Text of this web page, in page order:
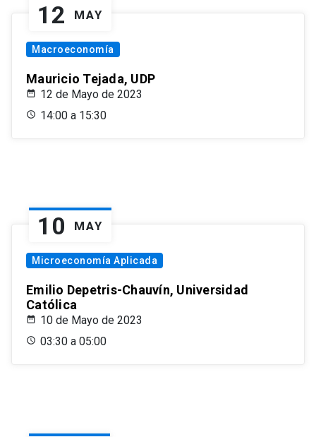
12 MAY
Macroeconomía
Mauricio Tejada, UDP
12 de Mayo de 2023
14:00 a 15:30
10 MAY
Microeconomía Aplicada
Emilio Depetris-Chauvín, Universidad
Católica
10 de Mayo de 2023
03:30 a 05:00